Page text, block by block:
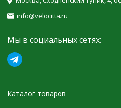
info@velocitta.ru
Мы в социальных сетях:
Каталог товаров